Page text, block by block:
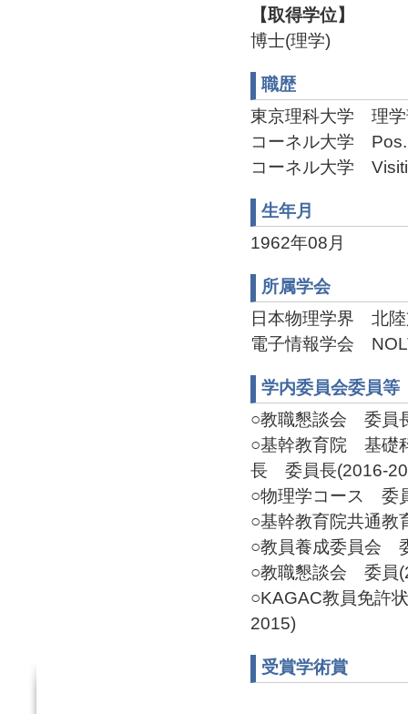
【取得学位】
博士(理学)
職歴
東京理科大学 理
コーネル大学
コーネル大学
生年月
1962年08月
所属学会
日本物理学界 北
電子情報学会
学内委員会委員等
○教職懇談会 委員
○基幹教育院 基礎
長 委員長(2016-
○物理学コース 委
○基幹教育院共通
○教員養成委員会
○教職懇談会 委員
○KAGAC教員免許
2015)
受賞学術賞